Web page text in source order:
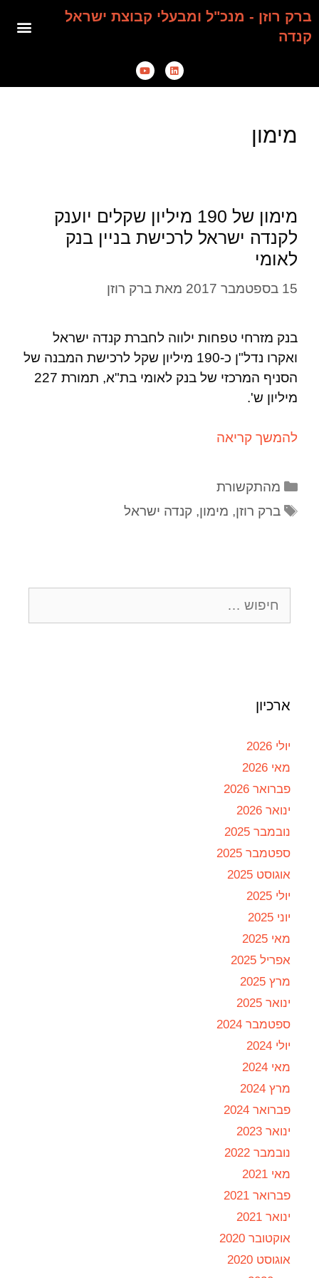
ברק רוזן - מנכ"ל ומבעלי קבוצת ישראל
קנדה
מימון
מימון של 190 מיליון שקלים יוענק
לקנדה ישראל לרכישת בניין בנק
לאומי
15 בספטמבר 2017 מאת ברק רוזן
בנק מזרחי טפחות ילווה לחברת קנדה ישראל
ואקרו נדל"ן כ-190 מיליון שקל לרכישת המבנה של
הסניף המרכזי של בנק לאומי בת"א, תמורת 227
מיליון ש'.
להמשך קריאה
מהתקשורת
ברק רוזן, מימון,קנדה ישראל
ארכיון
יולי 2026
מאי 2026
פברואר 2026
ינואר 2026
נובמבר 2025
ספטמבר 2025
אוגוסט 2025
יולי 2025
יוני 2025
מאי 2025
אפריל 2025
מרץ 2025
ינואר 2025
ספטמבר 2024
יולי 2024
מאי 2024
מרץ 2024
פברואר 2024
ינואר 2023
נובמבר 2022
מאי 2021
פברואר 2021
ינואר 2021
אוקטובר 2020
אוגוסט 2020